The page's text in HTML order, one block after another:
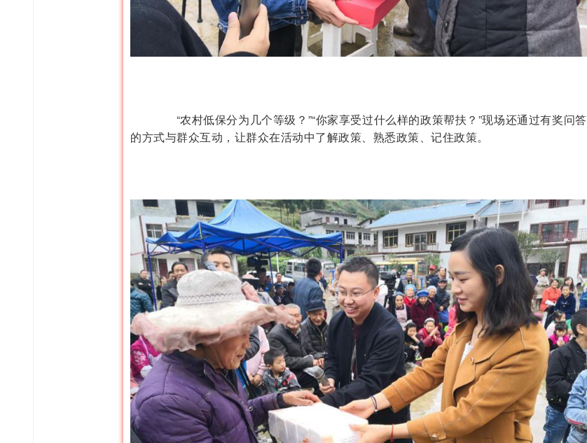
“农村低保分为几个等级？”“你家享受过什么样的政策帮扶？”现场还通过有奖问答
的方式与群众互动，让群众在活动中了解政策、熟悉政策、记住政策。